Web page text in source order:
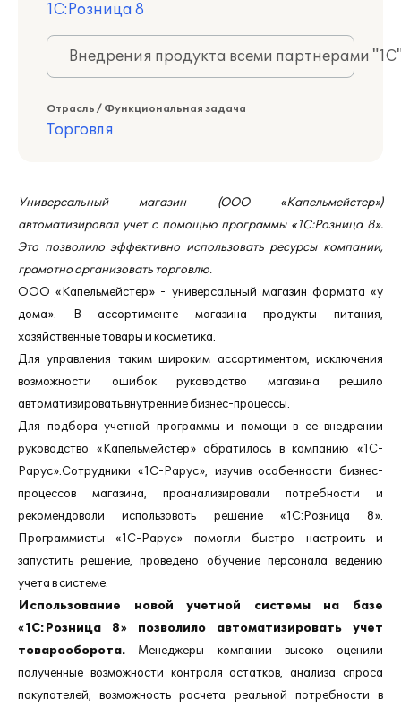
1С:Розница 8
Внедрения продукта всеми партнерами
Отрасль / Функциональная задача
Торговля
Универсальный магазин (ООО «Капельмейстер»)
автоматизировал учет с помощью программы «1С:Розница 8».
Это позволило эффективно использовать ресурсы компании,
грамотно организовать торговлю.
ООО «Капельмейстер» - универсальный магазин формата «у
дома». В ассортименте магазина продукты питания,
хозяйственные товары и косметика.
Для управления таким широким ассортиментом, исключения
возможности ошибок руководство магазина решило
автоматизировать внутренние бизнес-процессы.
Для подбора учетной программы и помощи в ее внедрении
руководство «Капельмейстер» обратилось в компанию «1С-
Рарус».Сотрудники «1С-Рарус», изучив особенности бизнес-
процессов магазина, проанализировали потребности и
рекомендовали использовать решение «1С:Розница 8».
Программисты «1С-Рарус» помогли быстро настроить и
запустить решение, проведено обучение персонала ведению
учета в системе.
Использование новой учетной системы на базе
«1С:Розница 8» позволило автоматизировать учет
товарооборота. Менеджеры компании высоко оценили
полученные возможности контроля остатков, анализа спроса
покупателей, возможность расчета реальной потребности в